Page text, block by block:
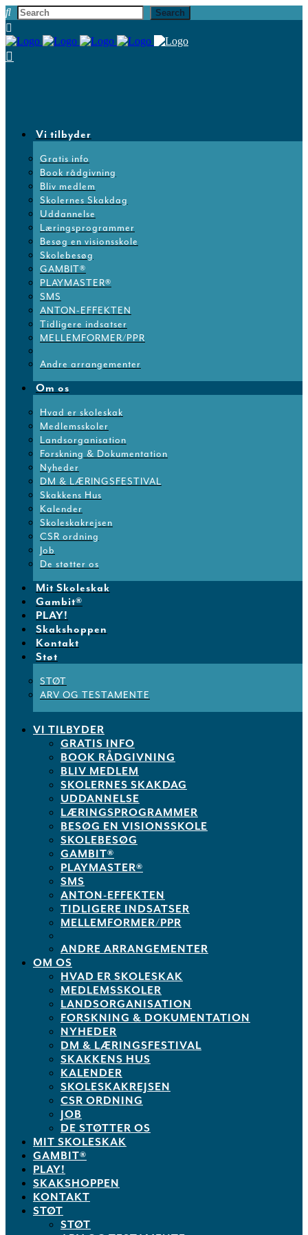
Vi tilbyder
Gratis info
Book rådgivning
Bliv medlem
Skolernes Skakdag
Uddannelse
Læringsprogrammer
Besøg en visionsskole
Skolebesøg
GAMBIT®
PLAYMASTER®
SMS
ANTON-EFFEKTEN
Tidligere indsatser
MELLEMFORMER/PPR
Andre arrangementer
Om os
Hvad er skoleskak
Medlemsskoler
Landsorganisation
Forskning & Dokumentation
Nyheder
DM & LÆRINGSFESTIVAL
Skakkens Hus
Kalender
Skoleskakrejsen
CSR ordning
Job
De støtter os
Mit Skoleskak
Gambit®
PLAY!
Skakshoppen
Kontakt
Støt
STØT
ARV OG TESTAMENTE
VI TILBYDER
GRATIS INFO
BOOK RÅDGIVNING
BLIV MEDLEM
SKOLERNES SKAKDAG
UDDANNELSE
LÆRINGSPROGRAMMER
BESØG EN VISIONSSKOLE
SKOLEBESØG
GAMBIT®
PLAYMASTER®
SMS
ANTON-EFFEKTEN
TIDLIGERE INDSATSER
MELLEMFORMER/PPR
ANDRE ARRANGEMENTER
OM OS
HVAD ER SKOLESKAK
MEDLEMSSKOLER
LANDSORGANISATION
FORSKNING & DOKUMENTATION
NYHEDER
DM & LÆRINGSFESTIVAL
SKAKKENS HUS
KALENDER
SKOLESKAKREJSEN
CSR ORDNING
JOB
DE STØTTER OS
MIT SKOLESKAK
GAMBIT®
PLAY!
SKAKSHOPPEN
KONTAKT
STØT
STØT